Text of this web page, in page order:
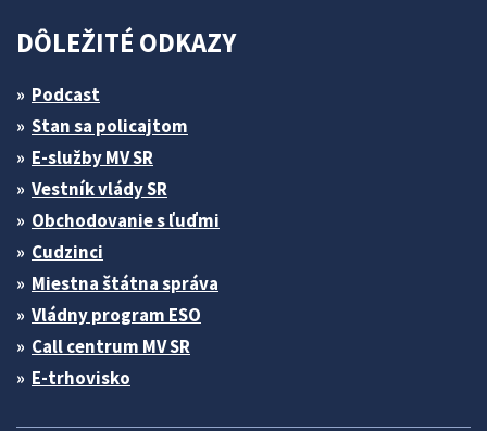
DÔLEŽITÉ ODKAZY
Podcast
Stan sa policajtom
E-služby MV SR
Vestník vlády SR
Obchodovanie s ľuďmi
Cudzinci
Miestna štátna správa
Vládny program ESO
Call centrum MV SR
E-trhovisko